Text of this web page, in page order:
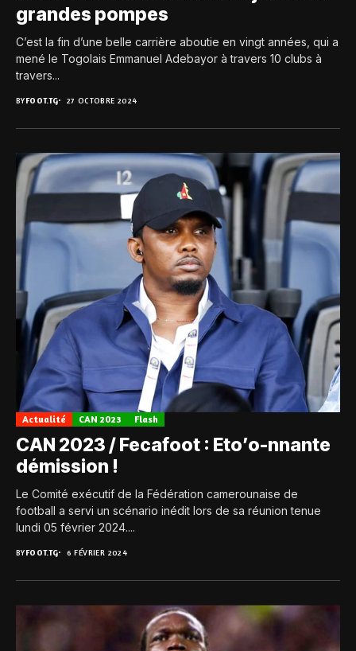
grandes pompes
C’est la fin d’une belle carrière aboutie en vingt années, qui a
mené le Togolais Emmanuel Adebayor à travers 10 clubs à
travers...
BYFOOT.TG 27 OCTOBRE 2024
Actualité CAN 2023 Flash
CAN 2023 / Fecafoot : Eto’o-nnante
démission !
Le Comité exécutif de la Fédération camerounaise de
football a servi un scénario inédit lors de sa réunion tenue
lundi 05 février 2024....
BYFOOT.TG 6 FÉVRIER 2024